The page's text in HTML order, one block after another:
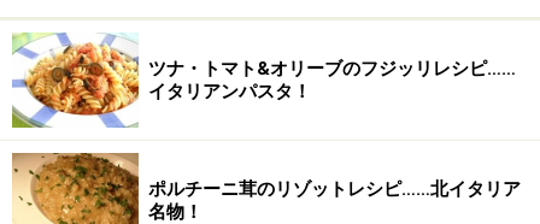
赤唐辛子 （鷹の爪） 2本
バジル 5～8枚
塩
イタリアンパセリ 適宜
ツナ・トマト&オリーブのフジッリレシピ……
イタリアンパスタ！
ポルチーニ茸のリゾットレシピ……北イタリア
名物！